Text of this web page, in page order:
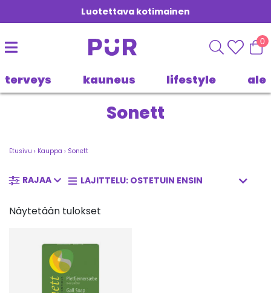
Luotettava kotimainen
0
terveys kauneus lifestyle ale
Sonett
Etusivu › Kauppa › Sonett
RAJAA
Näytetään tulokset